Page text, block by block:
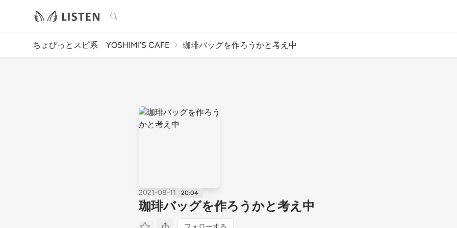
検索
ちょびっとスピ系 YOSHIMI’S CAFE 珈琲バッグを作ろうかと考え中
2021-08-11 20:04
珈琲バッグを作ろうかと考え中